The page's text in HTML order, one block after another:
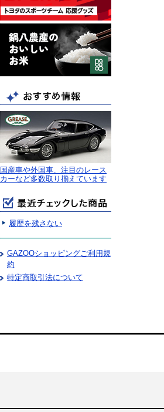
国産車や外国車、注目のレース
カーなど多数取り揃えています
履歴を残さない
GAZOOショッピングご利用規
約
特定商取引法について